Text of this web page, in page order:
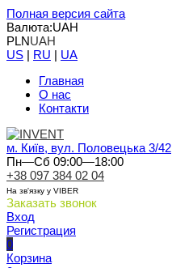
Полная версия сайта
Валюта:UAH
PLNUAH
US | RU | UA
Главная
О нас
Контакти
м. Київ, вул. Половецька 3/42
Пн—Сб 09:00—18:00
+38 097 384 02 04
На зв'язку у VIBER
Заказать звонок
Вход
Регистрация
0
Корзина